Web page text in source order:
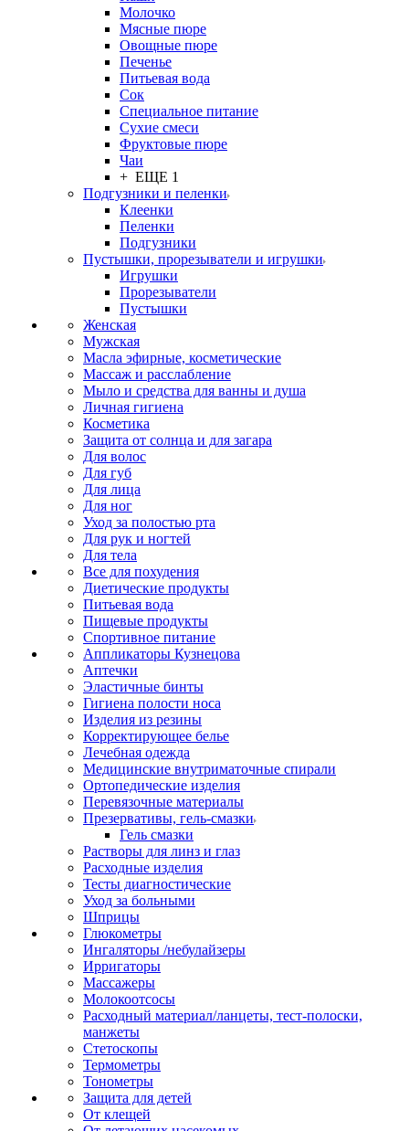
Молочко
Мясные пюре
Овощные пюре
Печенье
Питьевая вода
Сок
Специальное питание
Сухие смеси
Фруктовые пюре
Чаи
+ ЕЩЕ 1
Подгузники и пеленки
Клеенки
Пеленки
Подгузники
Пустышки, прорезыватели и игрушки
Игрушки
Прорезыватели
Пустышки
Женская
Мужская
Масла эфирные, косметические
Массаж и расслабление
Мыло и средства для ванны и душа
Личная гигиена
Косметика
Защита от солнца и для загара
Для волос
Для губ
Для лица
Для ног
Уход за полостью рта
Для рук и ногтей
Для тела
Все для похудения
Диетические продукты
Питьевая вода
Пищевые продукты
Спортивное питание
Аппликаторы Кузнецова
Аптечки
Эластичные бинты
Гигиена полости носа
Изделия из резины
Корректирующее белье
Лечебная одежда
Медицинские внутриматочные спирали
Ортопедические изделия
Перевязочные материалы
Презервативы, гель-смазки
Гель смазки
Растворы для линз и глаз
Расходные изделия
Тесты диагностические
Уход за больными
Шприцы
Глюкометры
Ингаляторы /небулайзеры
Ирригаторы
Массажеры
Молокоотсосы
Расходный материал/ланцеты, тест-полоски,
манжеты
Стетоскопы
Термометры
Тонометры
Защита для детей
От клещей